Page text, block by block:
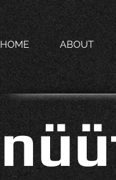
HOME ABOUT